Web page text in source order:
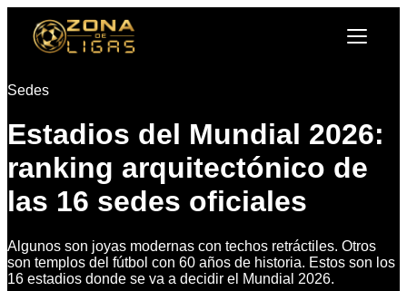
Sedes
Estadios del Mundial 2026:
ranking arquitectónico de
las 16 sedes oficiales
Algunos son joyas modernas con techos retráctiles. Otros
son templos del fútbol con 60 años de historia. Estos son los
16 estadios donde se va a decidir el Mundial 2026.